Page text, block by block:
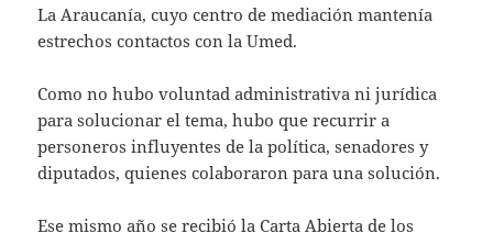
La Araucanía, cuyo centro de mediación mantenía
estrechos contactos con la Umed.
Como no hubo voluntad administrativa ni jurídica
para solucionar el tema, hubo que recurrir a
personeros influyentes de la política, senadores y
diputados, quienes colaboraron para una solución.
Ese mismo año se recibió laCarta Abierta de los